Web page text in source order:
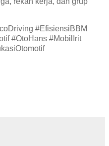
#EfisiensiBBM
#OtoHans #MobilIrit